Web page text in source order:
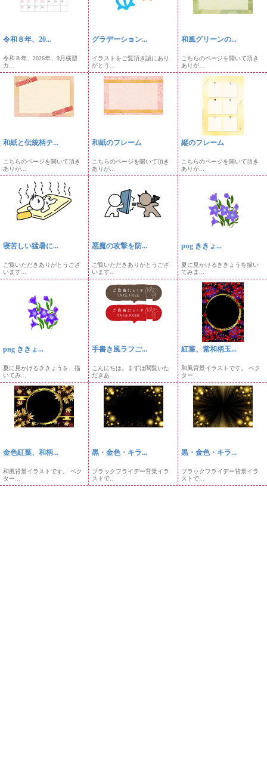
令和８年、20...
令和８年、2026年、9月横型
カ...
グラデーション...
イラストをご覧頂き誠にあり
がとう...
和風グリーンの...
こちらのページを開いて頂き
ありが...
和紙と伝統柄テ...
こちらのページを開いて頂き
ありが...
和紙のフレーム
こちらのページを開いて頂き
ありが...
縦のフレーム
こちらのページを開いて頂き
ありが...
寝苦しい猛暑に...
ご覧いただきありがとうござ
います...
悪魔の攻撃を防...
ご覧いただきありがとうござ
います...
png ききょ...
夏に見かけるききょうを描い
てみま...
png ききょ...
夏に見かけるききょうを、描
いてみ...
手書き風ラフご...
こんにちは。まずは閲覧いた
だきあ...
紅葉、紫和柄玉...
和風背景イラストです。 ベク
ター...
金色紅葉、和柄...
和風背景イラストです。 ベク
ター...
黒・金色・キラ...
ブラックフライデー背景イラ
ストで...
黒・金色・キラ...
ブラックフライデー背景イラ
ストで...